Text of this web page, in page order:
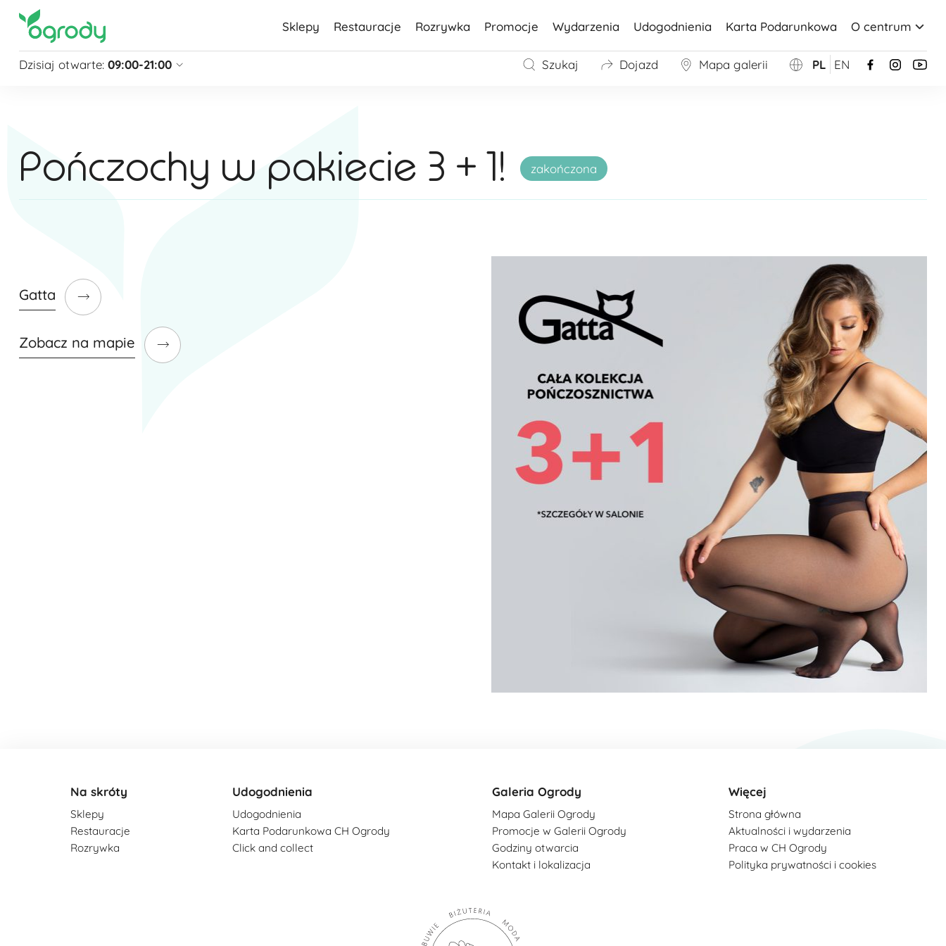
Sklepy Restauracje Rozrywka Promocje Wydarzenia Udogodnienia Karta Podarunkowa O centrum
Dzisiaj otwarte: 09:00-21:00
zobacz więcej »
Szukaj Dojazd Mapa galerii PL EN
Pończochy w pakiecie 3 + 1! zakończona
Gatta
Zobacz na mapie
Na skróty
Sklepy
Restauracje
Rozrywka
Udogodnienia
Udogodnienia
Karta Podarunkowa CH Ogrody
Click and collect
Galeria Ogrody
Mapa Galerii Ogrody
Promocje w Galerii Ogrody
Godziny otwarcia
Kontakt i lokalizacja
Więcej
Strona główna
Aktualności i wydarzenia
Praca w CH Ogrody
Polityka prywatności i cookies